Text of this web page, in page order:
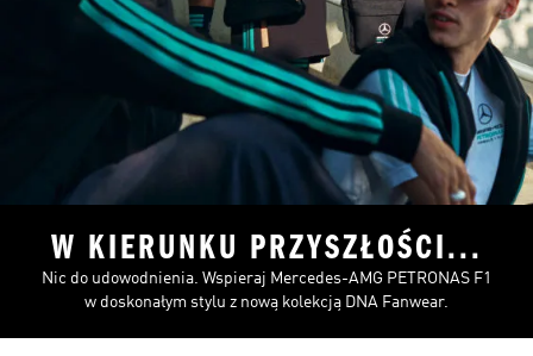
W KIERUNKU PRZYSZŁOŚCI...
Nic do udowodnienia. Wspieraj Mercedes-AMG PETRONAS F1
w doskonałym stylu z nową kolekcją DNA Fanwear.